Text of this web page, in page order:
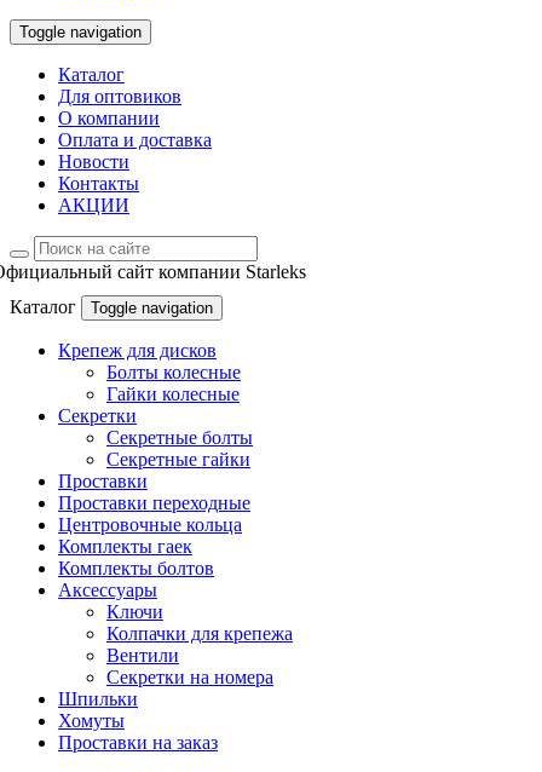
Toggle navigation
Каталог
Для оптовиков
О компании
Оплата и доставка
Новости
Контакты
АКЦИИ
сайт компании Starleks
Каталог
Toggle navigation
Крепеж для дисков
Болты колесные
Гайки колесные
Секретки
Секретные болты
Секретные гайки
Проставки
Проставки переходные
Центровочные кольца
Комплекты гаек
Комплекты болтов
Аксессуары
Ключи
Колпачки для крепежа
Вентили
Секретки на номера
Шпильки
Хомуты
Проставки на заказ